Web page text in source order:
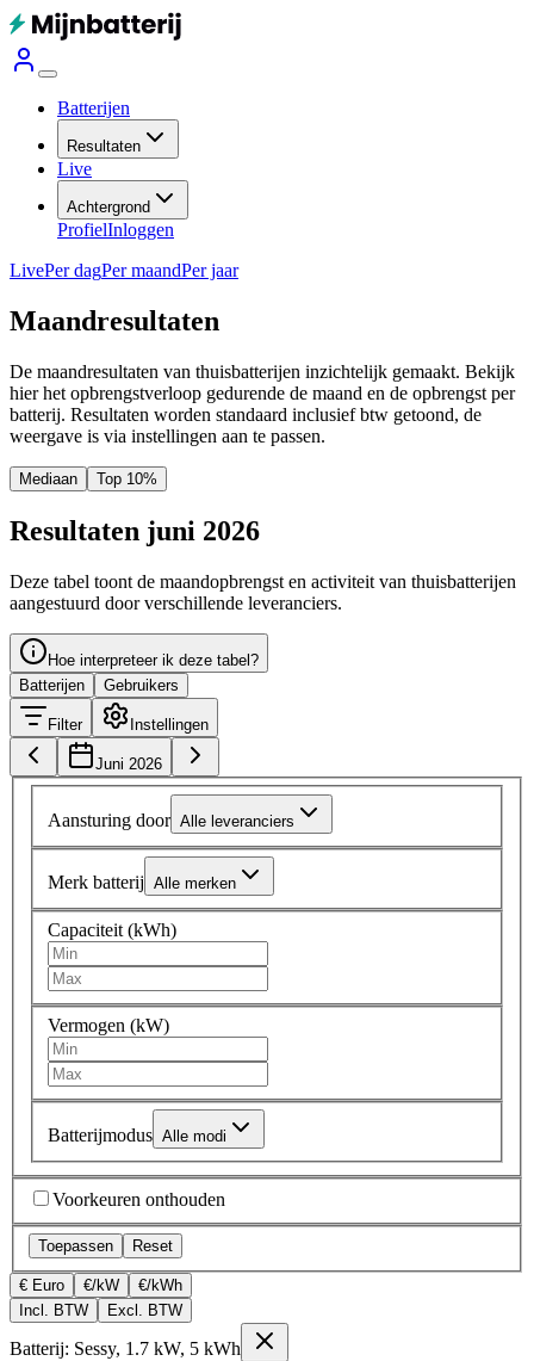
Batterijen
Resultaten
Live
Achtergrond
ProfielInloggen
LivePer dagPer maandPer jaar
Maandresultaten
De maandresultaten van thuisbatterijen inzichtelijk gemaakt. Bekijk
hier het opbrengstverloop gedurende de maand en de opbrengst per
batterij. Resultaten worden standaard inclusief btw getoond, de
weergave is via instellingen aan te passen.
Mediaan Top 10%
Resultaten juni 2026
Deze tabel toont de maandopbrengst en activiteit van thuisbatterijen
aangestuurd door verschillende leveranciers.
Hoe interpreteer ik deze tabel?
Batterijen
Gebruikers
Filter Instellingen
Juni 2026
Aansturing door Alle leveranciers
Merk batterij Alle merken
Capaciteit (kWh)
Vermogen (kW)
Batterijmodus Alle modi
Voorkeuren onthouden
Toepassen Reset
€ Euro €/kW
€/kWh
Incl. BTW
Excl. BTW
Batterij: Sessy, 1.7 kW, 5 kWh